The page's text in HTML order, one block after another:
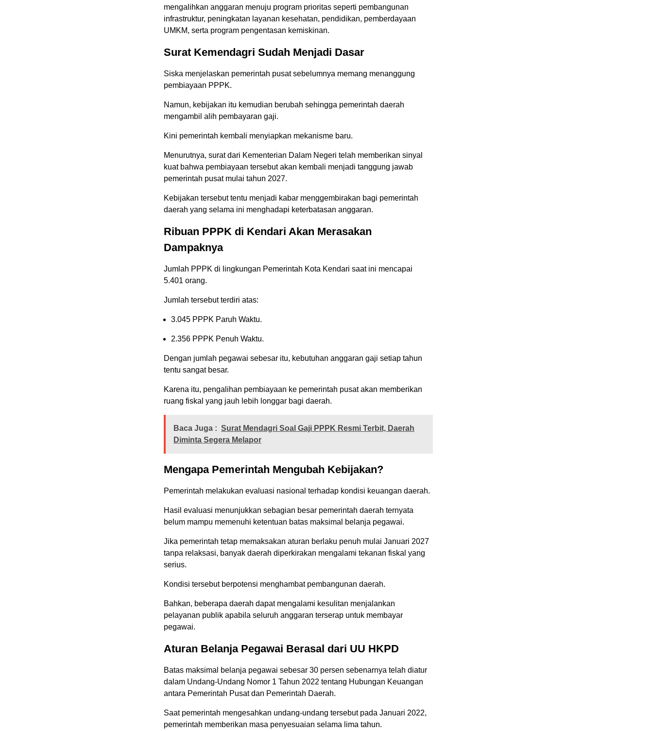
mengalihkan anggaran menuju program prioritas seperti pembangunan
infrastruktur, peningkatan layanan kesehatan, pendidikan, pemberdayaan
UMKM, serta program pengentasan kemiskinan.
Surat Kemendagri Sudah Menjadi Dasar
Siska menjelaskan pemerintah pusat sebelumnya memang menanggung
pembiayaan PPPK.
Namun, kebijakan itu kemudian berubah sehingga pemerintah daerah
mengambil alih pembayaran gaji.
Kini pemerintah kembali menyiapkan mekanisme baru.
Menurutnya, surat dari Kementerian Dalam Negeri telah memberikan sinyal
kuat bahwa pembiayaan tersebut akan kembali menjadi tanggung jawab
pemerintah pusat mulai tahun 2027.
Kebijakan tersebut tentu menjadi kabar menggembirakan bagi pemerintah
daerah yang selama ini menghadapi keterbatasan anggaran.
Ribuan PPPK di Kendari Akan Merasakan
Dampaknya
Jumlah PPPK di lingkungan Pemerintah Kota Kendari saat ini mencapai
5.401 orang.
Jumlah tersebut terdiri atas:
3.045 PPPK Paruh Waktu.
2.356 PPPK Penuh Waktu.
Dengan jumlah pegawai sebesar itu, kebutuhan anggaran gaji setiap tahun
tentu sangat besar.
Karena itu, pengalihan pembiayaan ke pemerintah pusat akan memberikan
ruang fiskal yang jauh lebih longgar bagi daerah.
Baca Juga : Surat Mendagri Soal Gaji PPPK Resmi Terbit, Daerah
Diminta Segera Melapor
Mengapa Pemerintah Mengubah Kebijakan?
Pemerintah melakukan evaluasi nasional terhadap kondisi keuangan daerah.
Hasil evaluasi menunjukkan sebagian besar pemerintah daerah ternyata
belum mampu memenuhi ketentuan batas maksimal belanja pegawai.
Jika pemerintah tetap memaksakan aturan berlaku penuh mulai Januari 2027
tanpa relaksasi, banyak daerah diperkirakan mengalami tekanan fiskal yang
serius.
Kondisi tersebut berpotensi menghambat pembangunan daerah.
Bahkan, beberapa daerah dapat mengalami kesulitan menjalankan
pelayanan publik apabila seluruh anggaran terserap untuk membayar
pegawai.
Aturan Belanja Pegawai Berasal dari UU HKPD
Batas maksimal belanja pegawai sebesar 30 persen sebenarnya telah diatur
dalam Undang-Undang Nomor 1 Tahun 2022 tentang Hubungan Keuangan
antara Pemerintah Pusat dan Pemerintah Daerah.
Saat pemerintah mengesahkan undang-undang tersebut pada Januari 2022,
pemerintah memberikan masa penyesuaian selama lima tahun.